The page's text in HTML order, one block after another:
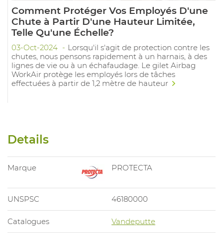
Comment Protéger Vos Employés D'une
Chute à Partir D'une Hauteur Limitée,
Telle Qu'une Échelle?
03-Oct-2024
Lorsqu'il s'agit de protection contre les
chutes, nous pensons rapidement à un harnais, à des
lignes de vie ou à un échafaudage. Le gilet Airbag
WorkAir protège les employés lors de tâches
effectuées à partir de 1,2 mètre de hauteur
Details
Marque PROTECTA
UNSPSC 46180000
Catalogues Vandeputte